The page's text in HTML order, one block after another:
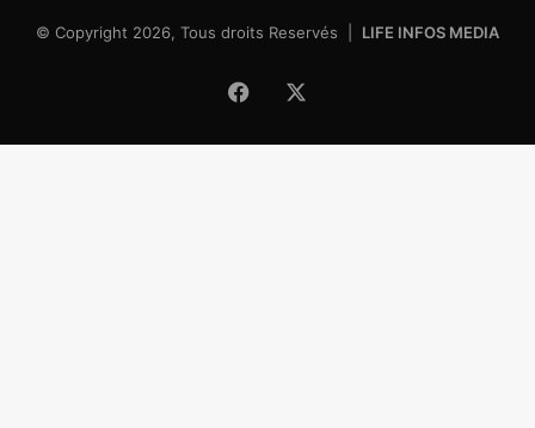
© Copyright 2026, Tous droits Reservés | LIFE INFOS MEDIA
Facebook